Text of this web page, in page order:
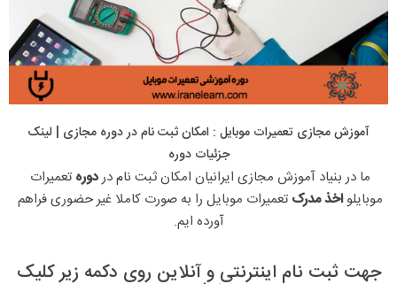
آموزش مجازی تعمیرات موبایل : امکان ثبت نام در دوره مجازی​ | لینک
جزئیات دوره
ما در بنیاد آموزش مجازی ایرانیان امکان ثبت نام در دوره
موبایلو اخذ مدرک
آورده ایم.
جهت ثبت نام اینترنتی و آنلاین روی دکمه زیر کلیک